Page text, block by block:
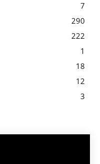
7
290
222
1
18
12
3